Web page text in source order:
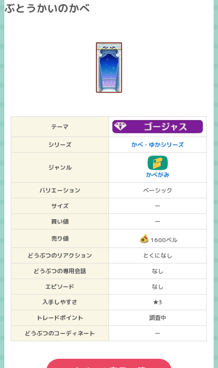
ぶとうかいのかべ
テーマ
シリーズ かべ・ゆかシリーズ
ジャンル
かべがみ
バリエーション
ベーシック
サイズ
ー
買い値
ー
売り値
1600ベル
どうぶつのリアクション
とくになし
どうぶつの専用会話
なし
エピソード
なし
入手しやすさ
★3
トレードポイント
調査中
どうぶつのコーディネート
ー